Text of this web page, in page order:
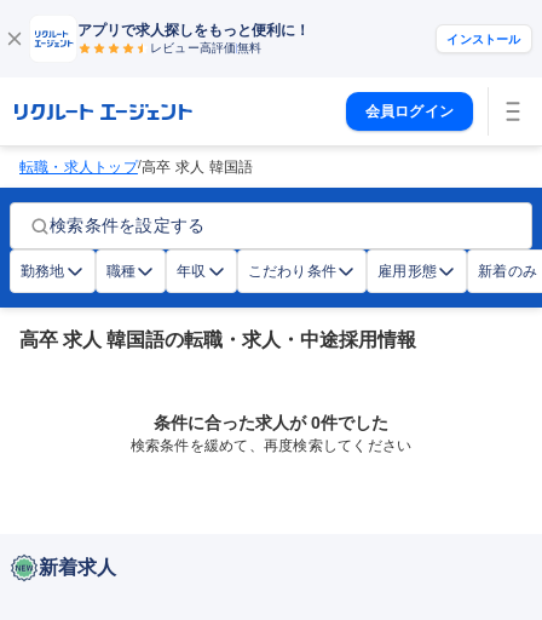
アプリで求人探しをもっと便利に！
レビュー高評価無料
インストール
会員ログイン
転職・求人トップ/高卒 求人 韓国語
検索条件を設定する
勤務地 職種 年収 こだわり条件 雇用形態 新着のみ
高卒 求人 韓国語の転職・求人・中途採用情報
条件に合った求人が 0件でした
検索条件を緩めて、再度検索してください
新着求人